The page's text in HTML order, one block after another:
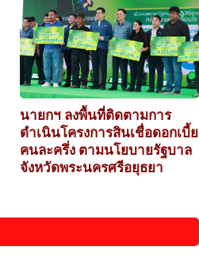
นายกฯ ลงพื้นที่ติดตามการ
ดำเนินโครงการสินเชื่อดอกเบี้ย
คนละครึ่ง ตามนโยบายรัฐบาล
จังหวัดพระนครศรีอยุธยา